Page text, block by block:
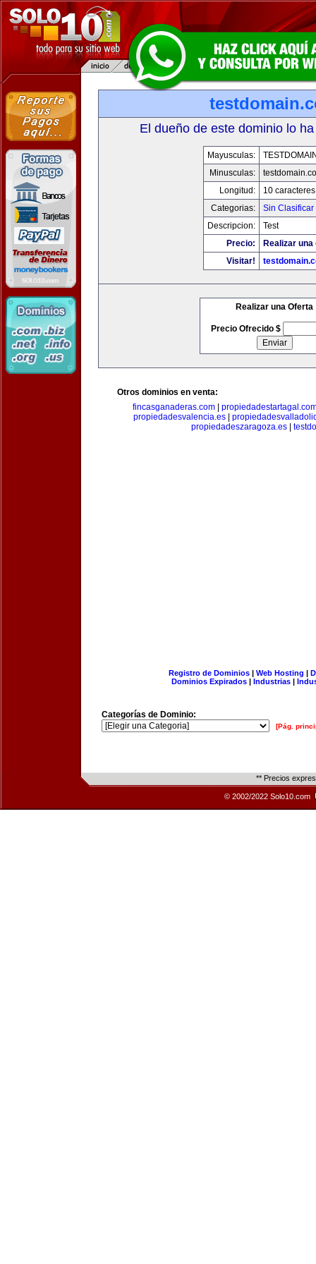
El dueño de este dominio lo
Mayusculas:
Minusculas:
Longitud:
10 caracteres
Categorias:
Sin Clasificar
Descripcion:
Test
Precio:
Realizar
Visitar!
Realizar una Oferta
Precio Ofrecido $
Otros dominios en venta:
fincasganaderas.com|
propiedadesvalencia.es|
propiedadeszaragoza.es|
Registro de Dominios| Web Hosting |
Dominios Expirados | Industrias |
Categorías de Dominio:
[Pág.
** Precios
© 2002/2022 Solo10.com